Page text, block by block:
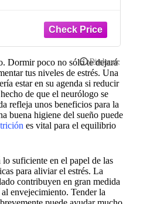
Dormir poco no sólo te dejará
tus niveles de estrés. Una
estar en su agenda si reducir
de que el neurólogo se
refleja unos beneficios para la
buena higiene del sueño puede
es vital para el equilibrio
suficiente en el papel de las
para aliviar el estrés. La
contribuyen en gran medida
envejecimiento. Tender la